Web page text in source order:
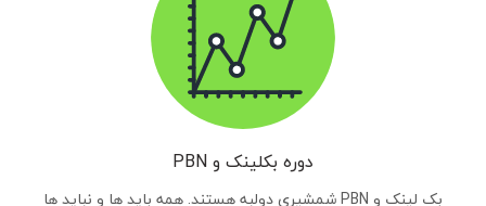
دوره بکلینک و PBN
بک لینک و PBN شمشیری دولبه هستند. همه باید ها و نباید ها